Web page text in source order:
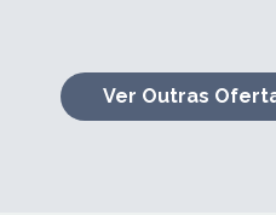
Ver Outras